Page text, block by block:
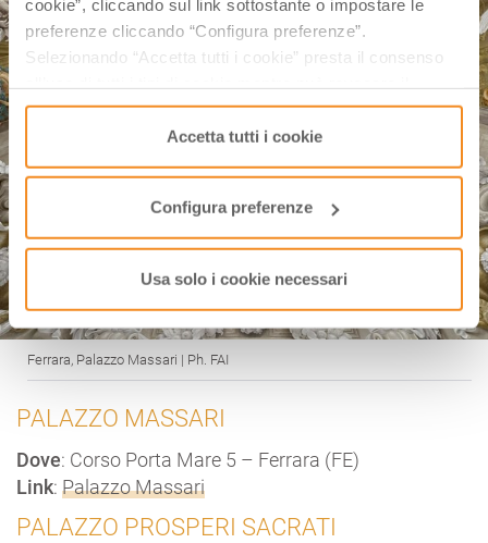
cookie”, cliccando sul link sottostante o impostare le
preferenze cliccando “Configura preferenze”.
Selezionando “Accetta tutti i cookie” presta il consenso
consenso cliccando su “Usa solo i cookie necessari” e
saranno attivati i soli cookie tecnici necessari al corretto
funzionamento del sito.
Accetta tutti i cookie
Configura preferenze
Usa solo i cookie necessari
Ferrara, Palazzo Massari | Ph. FAI
PALAZZO MASSARI
Dove: Corso Porta Mare 5 – Ferrara (FE)
Link: Palazzo Massari
PALAZZO PROSPERI SACRATI